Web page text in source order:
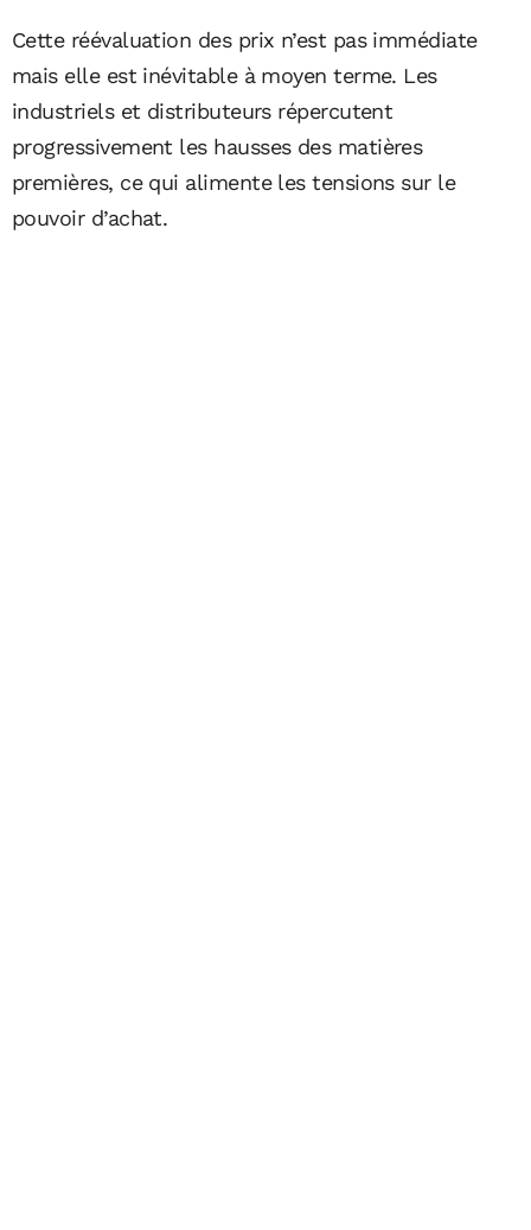
Cette réévaluation des prix n’est pas immédiate
mais elle est inévitable à moyen terme. Les
industriels et distributeurs répercutent
progressivement les hausses des matières
premières, ce qui alimente les tensions sur le
pouvoir d’achat.